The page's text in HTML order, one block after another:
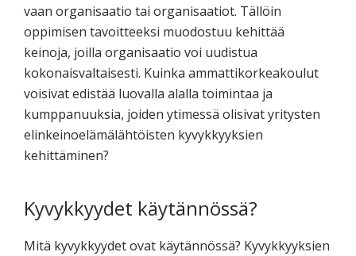
vaan organisaatio tai organisaatiot. Tällöin
oppimisen tavoitteeksi muodostuu kehittää
keinoja, joilla organisaatio voi uudistua
kokonaisvaltaisesti. Kuinka ammattikorkeakoulut
voisivat edistää luovalla alalla toimintaa ja
kumppanuuksia, joiden ytimessä olisivat yritysten
elinkeinoelämälähtöisten kyvykkyyksien
kehittäminen?
Kyvykkyydet käytännössä?
Mitä kyvykkyydet ovat käytännössä? Kyvykkyyksien